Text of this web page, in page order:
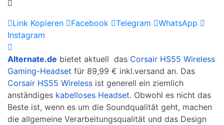
Link Kopieren Facebook Telegram
WhatsApp
Instagram
Alternate.de bietet aktuell das Corsair HS55 Wireless
Gaming-Headset für 89,99 € inkl.versand an. Das
Corsair HS55 Wireless ist generell ein ziemlich
anständiges kabelloses Headset. Obwohl es nicht das
Beste ist, wenn es um die Soundqualität geht, machen
die allgemeine Verarbeitungsqualität und das Design